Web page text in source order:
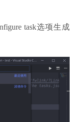
task选项生成